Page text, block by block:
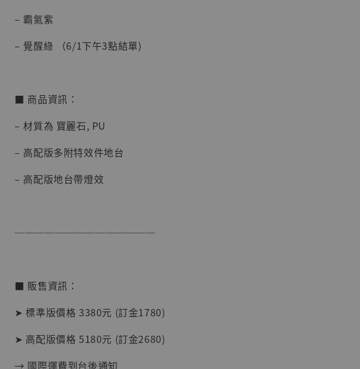
NT$ 1,870
【現貨】
BJSTUDIO 1/6系列
可動蒐藏人偶 讓子
彈飛 鵝城縣長 張麻
子 [BK01]
– 霸氣紫
– 覺醒綠 （6/1下午3點結單)
■ 商品資訊：
– 材質為 寶麗石, PU
– 高配版多附特效件地台
– 高配版地台帶燈效
──────────────
■ 販售資訊：
➤ 標準版價格 3380元 (訂金1780)
➤ 高配版價格 5180元 (訂金2680)
→ 國際運費到台後通知